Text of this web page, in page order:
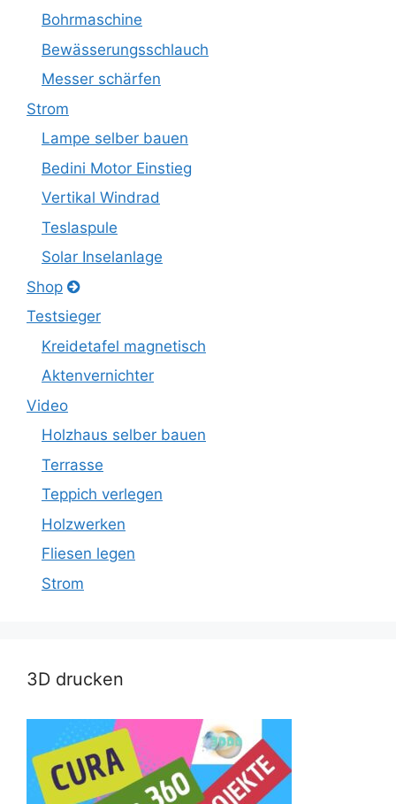
Bohrmaschine
Bewässerungsschlauch
Messer schärfen
Strom
Lampe selber bauen
Bedini Motor Einstieg
Vertikal Windrad
Teslaspule
Solar Inselanlage
Shop
Testsieger
Kreidetafel magnetisch
Aktenvernichter
Video
Holzhaus selber bauen
Terrasse
Teppich verlegen
Holzwerken
Fliesen legen
Strom
3D drucken